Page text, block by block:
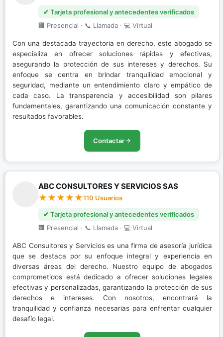
✔ Tarjeta profesional y antecedentes verificados
🏢 Presencial · 📞 Llamada · 💻 Virtual
Con una destacada trayectoria en derecho, este abogado se
especializa en ofrecer soluciones rápidas y efectivas,
asegurando la protección de sus intereses y derechos. Su
enfoque se centra en brindar tranquilidad emocional y
seguridad, mediante un entendimiento claro y empático de
cada caso. La transparencia y accesibilidad son pilares
fundamentales, garantizando una comunicación constante y
resultados favorables.
Contactar
ABC CONSULTORES Y SERVICIOS SAS
110 Usuarios
✔ Tarjeta profesional y antecedentes verificados
🏢 Presencial · 📞 Llamada · 💻 Virtual
ABC Consultores y Servicios es una firma de asesoría jurídica
que se destaca por su enfoque integral y experiencia en
diversas áreas del derecho. Nuestro equipo de abogados
comprometidos está dedicado a ofrecer soluciones legales
efectivas y personalizadas, garantizando la protección de sus
derechos e intereses. Con nosotros, encontrará la
tranquilidad y confianza necesarias para enfrentar cualquier
desafío legal.